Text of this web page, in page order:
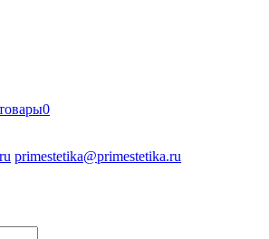
0
primestetika@primestetika.ru